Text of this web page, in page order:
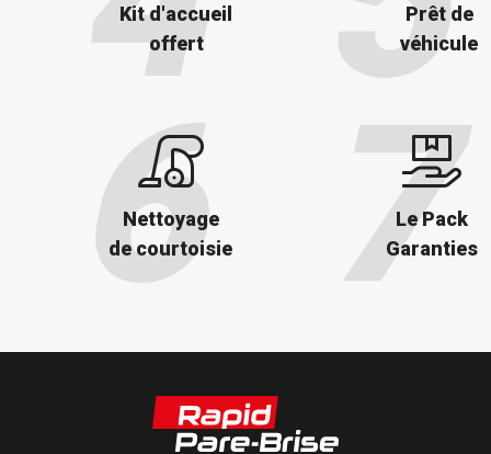
Kit d'accueil
offert
Prêt de
véhicule
Nettoyage
de courtoisie
Le Pack
Garanties